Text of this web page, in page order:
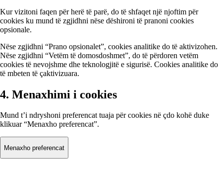
Kur vizitoni faqen për herë të parë, do të shfaqet një njoftim për
cookies ku mund të zgjidhni nëse dëshironi të pranoni cookies
opsionale.
Nëse zgjidhni “Prano opsionalet”, cookies analitike do të aktivizohen.
Nëse zgjidhni “Vetëm të domosdoshmet”, do të përdoren vetëm
cookies të nevojshme dhe teknologjitë e sigurisë. Cookies analitike do
të mbeten të çaktivizuara.
4. Menaxhimi i cookies
Mund t’i ndryshoni preferencat tuaja për cookies në çdo kohë duke
klikuar “Menaxho preferencat”.
Menaxho preferencat